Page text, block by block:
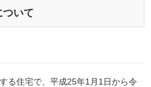
ついて
る住宅で、平成25年1月1日から令